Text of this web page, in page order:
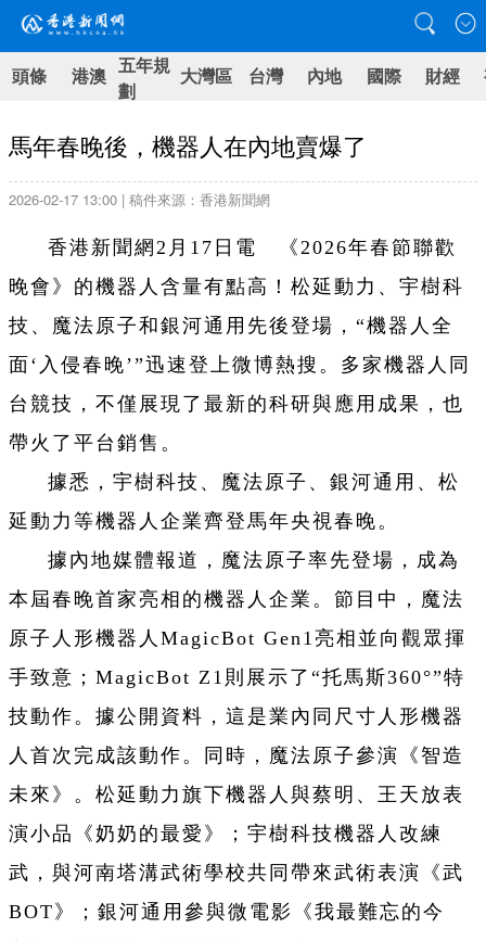
頭條 港澳 五年規
劃
大灣區 台灣 內地 國際 財經
馬年春晚後，機器人在內地賣爆了
2026-02-17 13:00 | 稿件來源：香港新聞網
香港新聞網2月17日電 《2026年春節聯歡
晚會》的機器人含量有點高！松延動力、宇樹科
技、魔法原子和銀河通用先後登場，“機器人全
面‘入侵春晚’”迅速登上微博熱搜。多家機器人同
台競技，不僅展現了最新的科研與應用成果，也
帶火了平台銷售。
據悉，宇樹科技、魔法原子、銀河通用、松
延動力等機器人企業齊登馬年央視春晚。
據內地媒體報道，魔法原子率先登場，成為
本屆春晚首家亮相的機器人企業。節目中，魔法
原子人形機器人MagicBot Gen1亮相並向觀眾揮
手致意；MagicBot Z1則展示了“托馬斯360°”特
技動作。據公開資料，這是業內同尺寸人形機器
人首次完成該動作。同時，魔法原子參演《智造
未來》。松延動力旗下機器人與蔡明、王天放表
演小品《奶奶的最愛》；宇樹科技機器人改練
武，與河南塔溝武術學校共同帶來武術表演《武
BOT》；銀河通用參與微電影《我最難忘的今